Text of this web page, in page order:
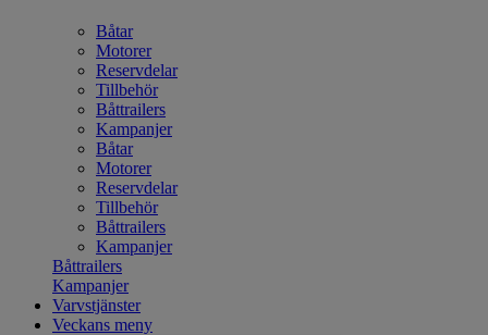
Båtar
Motorer
Reservdelar
Tillbehör
Båttrailers
Kampanjer
Båtar
Motorer
Reservdelar
Tillbehör
Båttrailers
Kampanjer
Båttrailers
Kampanjer
Varvstjänster
Veckans meny